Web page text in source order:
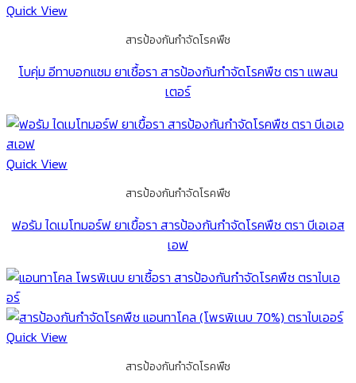
Quick View
สารป้องกันกำจัดโรคพืช
โบคุ่ม อีทาบอกแซม ยาเชื้อรา สารป้องกันกำจัดโรคพืช ตรา แพลน
เตอร์
Quick View
สารป้องกันกำจัดโรคพืช
ฟอรัม ไดเมโทมอร์ฟ ยาเขื้อรา สารป้องกันกำจัดโรคพืช ตรา บีเอเอส
เอฟ
Quick View
สารป้องกันกำจัดโรคพืช